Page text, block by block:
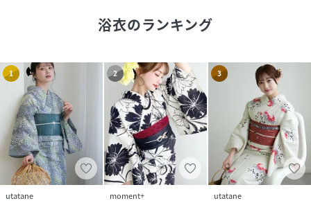
浴衣のランキング
1
utatane
2
moment+
3
utatane